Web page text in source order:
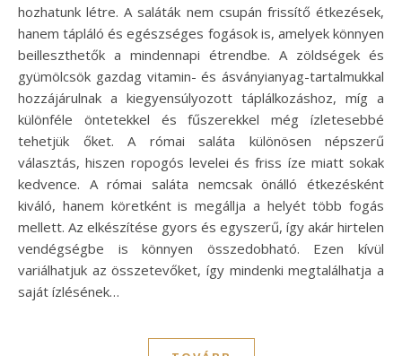
hozhatunk létre. A saláták nem csupán frissítő étkezések,
hanem tápláló és egészséges fogások is, amelyek könnyen
beilleszthetők a mindennapi étrendbe. A zöldségek és
gyümölcsök gazdag vitamin- és ásványianyag-tartalmukkal
hozzájárulnak a kiegyensúlyozott táplálkozáshoz, míg a
különféle öntetekkel és fűszerekkel még ízletesebbé
tehetjük őket. A római saláta különösen népszerű
választás, hiszen ropogós levelei és friss íze miatt sokak
kedvence. A római saláta nemcsak önálló étkezésként
kiváló, hanem köretként is megállja a helyét több fogás
mellett. Az elkészítése gyors és egyszerű, így akár hirtelen
vendégségbe is könnyen összedobható. Ezen kívül
variálhatjuk az összetevőket, így mindenki megtalálhatja a
saját ízlésének…